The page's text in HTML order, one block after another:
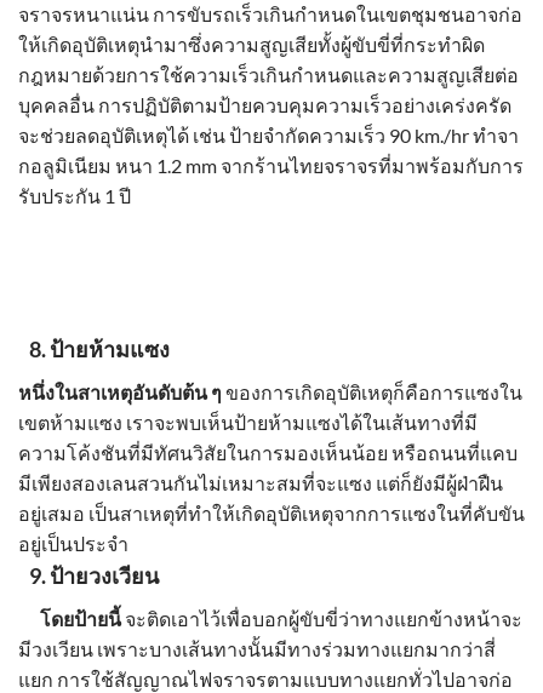
จราจรหนาแน่น การขับรถเร็วเกินกำหนดในเขตชุมชนอาจก่อ
ให้เกิดอุบัติเหตุนำมาซึ่งความสูญเสียทั้งผู้ขับขี่ที่กระทำผิด
กฎหมายด้วยการใช้ความเร็วเกินกำหนดและความสูญเสียต่อ
บุคคลอื่น การปฏิบัติตามป้ายควบคุมความเร็วอย่างเคร่งครัด
จะช่วยลดอุบัติเหตุได้ เช่นป้ายจำกัดความเร็ว 90 km./hr ทำจา
กอลูมิเนียม หนา 1.2 mm จากร้านไทยจราจรที่มาพร้อมกับการ
รับประกัน 1 ปี
8.ป้ายห้ามแซง
หนึ่งในสาเหตุอันดับต้น ๆ ของการเกิดอุบัติเหตุก็คือการแซงใน
เขตห้ามแซง เราจะพบเห็นป้ายห้ามแซงได้ในเส้นทางที่มี
ความโค้งชันที่มีทัศนวิสัยในการมองเห็นน้อย หรือถนนที่แคบ
มีเพียงสองเลนสวนกันไม่เหมาะสมที่จะแซง แต่ก็ยังมีผู้ฝ่าฝืน
อยู่เสมอ เป็นสาเหตุที่ทำให้เกิดอุบัติเหตุจากการแซงในที่คับขัน
อยู่เป็นประจำ
9.ป้ายวงเวียน
โดยป้ายนี้จะติดเอาไว้เพื่อบอกผู้ขับขี่ว่าทางแยกข้างหน้าจะ
มีวงเวียน เพราะบางเส้นทางนั้นมีทางร่วมทางแยกมากว่าสี่
แยก การใช้สัญญาณไฟจราจรตามแบบทางแยกทั่วไปอาจก่อ